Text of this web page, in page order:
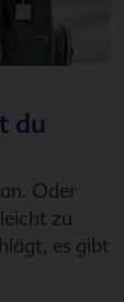
du
Oder
zu
es gibt